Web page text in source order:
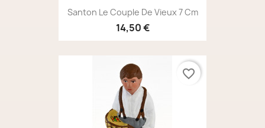
Santon Le Couple De Vieux 7 Cm
14,50 €
favorite_border